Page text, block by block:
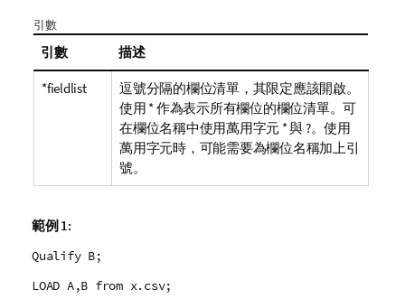
引數
引數 描述
*fieldlist
逗號分隔的欄位清單，其限定應該開啟。
使用 *作為表示所有欄位的欄位清單。可
在欄位名稱中使用萬用字元 *與?。使用
萬用字元時，可能需要為欄位名稱加上引
號。
範例 1:
Qualify B;
LOAD A,B from x.csv;